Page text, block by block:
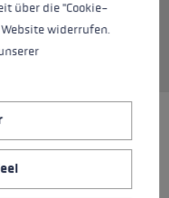
kan deze
über die "Cookie-
widerrufen.